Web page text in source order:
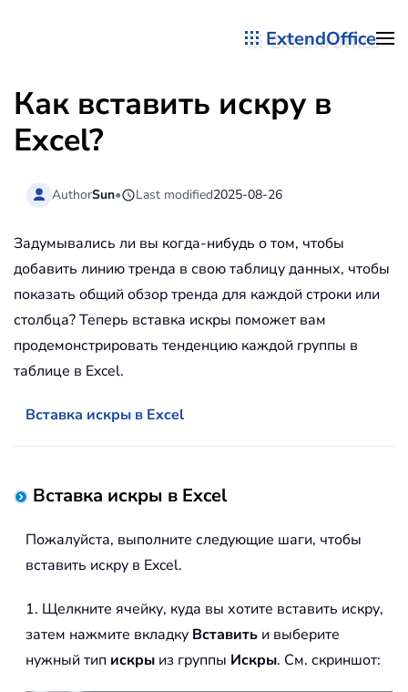
ExtendOffice
Как вставить искру в
Excel?
AuthorSun• Last modified2025-08-26
Задумывались ли вы когда-нибудь о том, чтобы
добавить линию тренда в свою таблицу данных, чтобы
показать общий обзор тренда для каждой строки или
столбца? Теперь вставка искры поможет вам
продемонстрировать тенденцию каждой группы в
таблице в Excel.
Вставка искры в Excel
Вставка искры в Excel
Пожалуйста, выполните следующие шаги, чтобы
вставить искру в Excel.
1. Щелкните ячейку, куда вы хотите вставить искру,
затем нажмите вкладку Вставить и выберите
нужный тип искры из группы Искры. См. скриншот: